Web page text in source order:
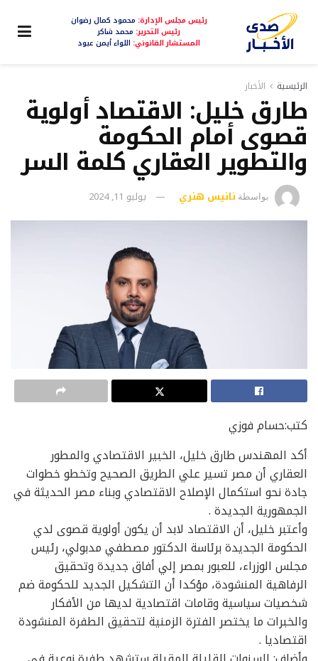
رئيس مجلس الإدارة: محمود كمال رضوان
رئيس التحرير: محمد شاكر
المستشار القانوني: اللواء أيمن عبود
الرئيسية الأخبار
طارق خليل: الاقتصاد أولوية
قصوى أمام الحكومة
والتطوير العقاري كلمة السر
بواسطة نانيس هنري يوليو 11, 2024
كتب:حسام فوزي
أكد المهندس طارق خليل، الخبير الاقتصادي والمطور
العقاري أن مصر تسير علي الطريق الصحيح وتخطو خطوات
جادة نحو استكمال الإصلاح الاقتصادي وبناء مصر الحديثة في
الجمهورية الجديدة .
وأعتبر خليل، أن الاقتصاد لابد أن يكون أولوية قصوى لدي
الحكومة الجديدة برئاسة الدكتور مصطفي مدبولي، رئيس
مجلس الوزراء، للعبور بمصر إلي أفاق جديدة وتحقيق
الرفاهية المنشودة، مؤكدا أن التشكيل الجديد للحكومة ضم
شخصيات سياسية وقامات اقتصادية لديها من الأفكار
والخبرات ما يختصر الفترة الزمنية لتحقيق الطفرة المنشودة
اقتصاديا .